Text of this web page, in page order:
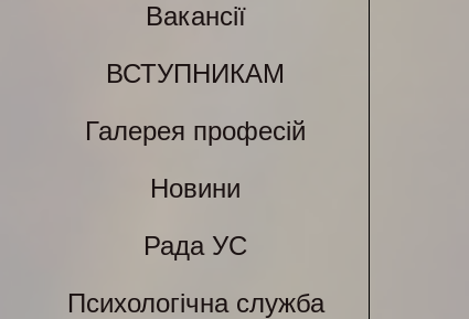
Вакансії
ВСТУПНИКАМ
Галерея професій
Новини
Рада УС
Психологічна служба